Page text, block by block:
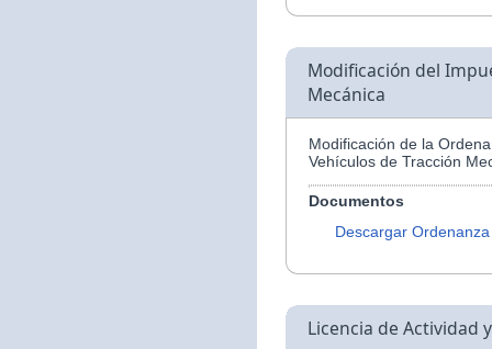
Modificación del
Mecánica
Modificación de la
Vehículos de Tracción
Documentos
Descargar Ordenanza
Licencia de Actividad